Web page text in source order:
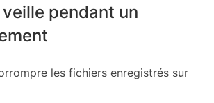
pendant un
les fichiers enregistrés sur